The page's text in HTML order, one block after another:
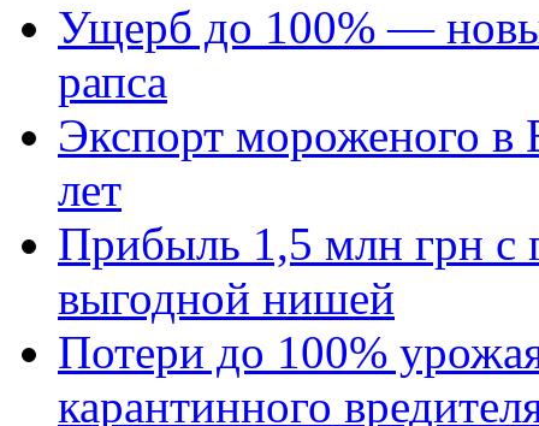
Ущерб до 100% —
рапса
Экспорт мороженого в
лет
Прибыль 1,5 млн грн с
выгодной нишей
Потери до 100%
карантинного